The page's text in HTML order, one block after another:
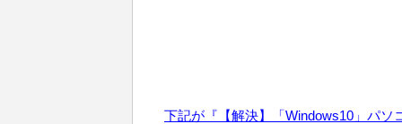
下記が『【解決】「Windows10」パ